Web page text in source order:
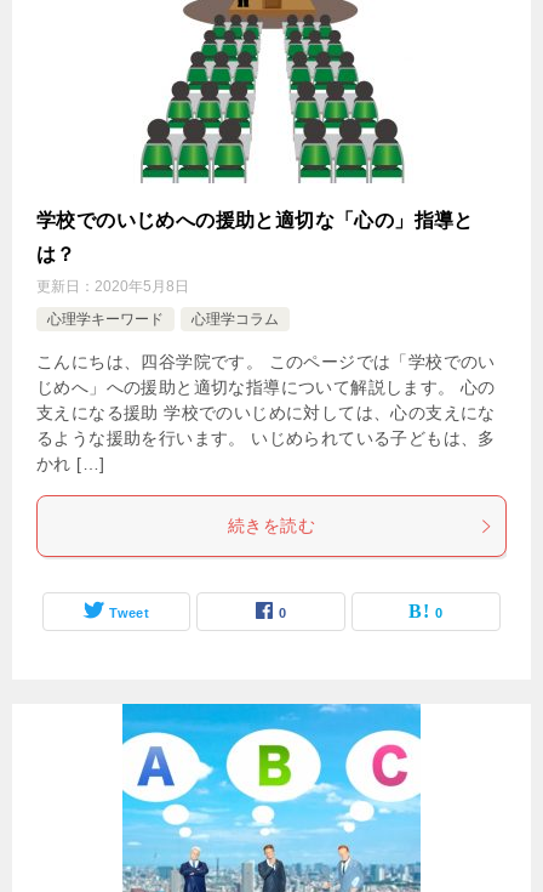
学校でのいじめへの援助と適切な「心の」指導と
は？
更新日： 2020年5月8日
心理学キーワード
心理学コラム
こんにちは、四谷学院です。 このページでは「学校でのい
じめへ」への援助と適切な指導について解説します。 心の
支えになる援助 学校でのいじめに対しては、心の支えにな
るような援助を行います。 いじめられている子どもは、多
かれ […]
続きを読む
Tweet 0 0